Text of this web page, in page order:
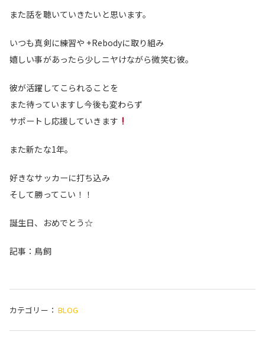
また話を聴いていきたいと思います。
いつも真剣に練習や +Rebodyに取り組み
嬉しい事があったら少しニヤけながら微笑む彼。
彼が活躍してこられることを
また待っていますし今後も変わらず
サポートし応援していきます
また新たな1年。
好きなサッカーに打ち込み
そして勝ってこい！！
誕生日、 おめでとう☆
記事：鳥飼
カテゴリー： BLOG